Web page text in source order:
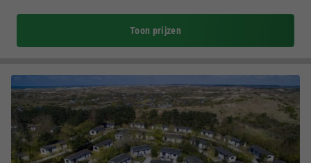
Toon prijzen